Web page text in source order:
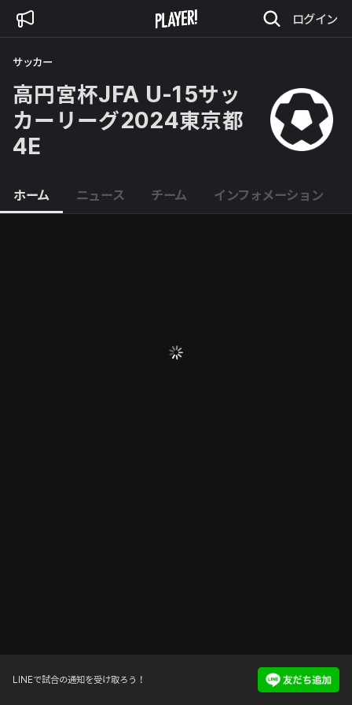
ログイン
サッカー
高円宮杯JFA U-15サッ
カーリーグ2024東京都
4E
ホーム ニュース チーム インフォメーション
LINEで試合の通知を受け取ろう！